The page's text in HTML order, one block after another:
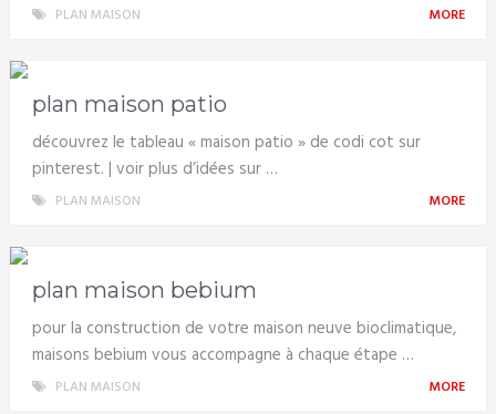
PLAN MAISON MORE
plan maison patio
découvrez le tableau « maison patio » de codi cot sur
pinterest. | voir plus d’idées sur …
PLAN MAISON MORE
plan maison bebium
pour la construction de votre maison neuve bioclimatique,
maisons bebium vous accompagne à chaque étape …
PLAN MAISON MORE